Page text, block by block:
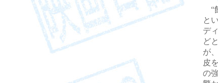
“
と
デ
ど
が
皮
の